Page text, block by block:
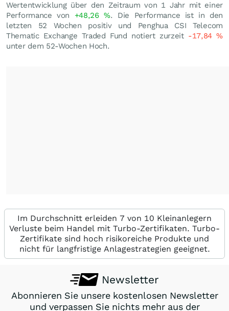
Wertentwicklung über den Zeitraum von 1 Jahr mit einer
Performance von +48,26%. Die Performance ist in den
letzten 52 Wochen positiv und Penghua CSI Telecom
Thematic Exchange Traded Fund notiert zurzeit -17,84%
unter dem 52-Wochen Hoch.
Im Durchschnitt erleiden 7 von 10 Kleinanlegern
Verluste beim Handel mit Turbo-Zertifikaten. Turbo-
Zertifikate sind hoch risikoreiche Produkte und
nicht für langfristige Anlagestrategien geeignet.
Newsletter
Abonnieren Sie unsere kostenlosen Newsletter
und verpassen Sie nichts mehr aus der